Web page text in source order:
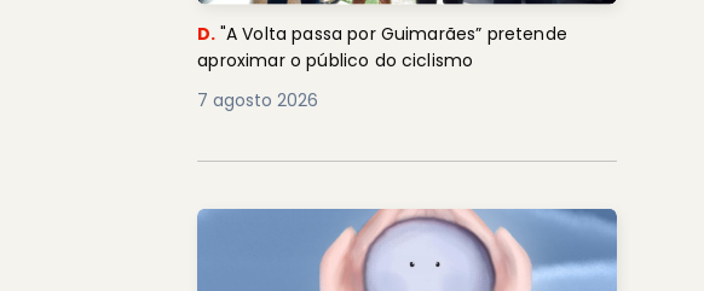
D. "A Volta passa por Guimarães” pretende
aproximar o público do ciclismo
7 agosto 2026